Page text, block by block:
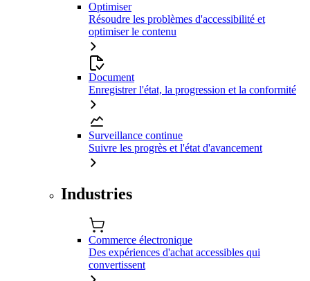
Optimiser
Résoudre les problèmes d'accessibilité et
optimiser le contenu
Document
Enregistrer l'état, la progression et la conformité
Surveillance continue
Suivre les progrès et l'état d'avancement
Industries
Commerce électronique
Des expériences d'achat accessibles qui
convertissent